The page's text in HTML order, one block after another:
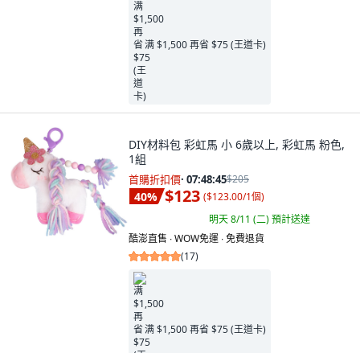
满 $1,500 再省 $75 (王道卡)
DIY材料包 彩虹馬 小 6歲以上, 彩虹馬 粉色,
1組
首購折扣價· 07:48:44$205
40% $123 ($123.00/1個)
明天 8/11 (二)預計送達
酷澎直售 ∙ WOW免運 ∙ 免費退貨
(17)
满 $1,500 再省 $75 (王道卡)